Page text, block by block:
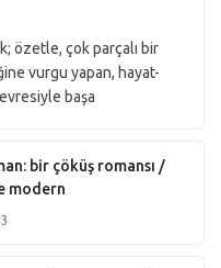
özetle, çok parçalı bir
vurgu yapan, hayat-
başa
bir çöküş romansı /
modern